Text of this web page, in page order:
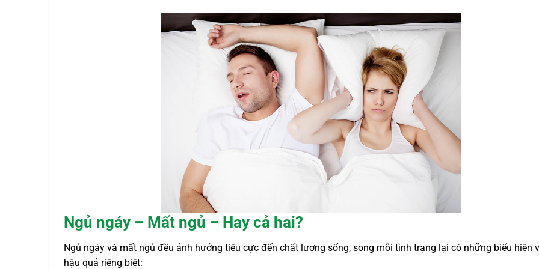
Ngủ ngáy – Mất ngủ – Hay cả hai?
Ngủ ngáy và mất ngủ đều ảnh hưởng tiêu cực đến chất lượng sống, song mỗi tình trạng lại có những biểu hiện
hậu quả riêng biệt: